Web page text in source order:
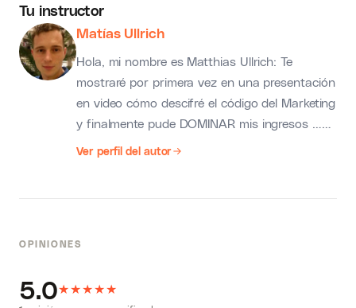
Tu instructor
Matías Ullrich
Hola, mi nombre es Matthias Ullrich: Te
mostraré por primera vez en una presentación
en video cómo descifré el código del Marketing
y finalmente pude DOMINAR mis ingresos …
con un enfoque que prácticamente cualquiera
pueden soñar. Dentro del próximo instante
para el sistema obtener resultados (incluso
Ver perfil del autor
OPINIONES
5.0★★★★★